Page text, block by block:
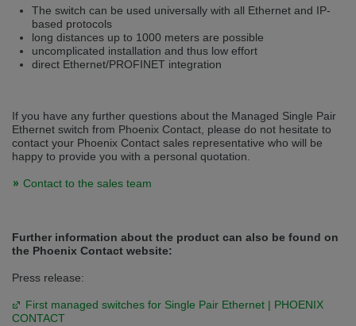
Wir haben erkannt, dass ihr Browser eine andere Sprache als die derzeit
angezeigte bevorzugt. Diese Webseite ist auch auf Deutsch verfügbar.
Möchten Sie zur Deutschen Version wechseln?
Zur deutschen Version wechseln Auf dieser Version bleiben
stránka je k dispozici také v angličtině. Přejete si přepnout na anglickou
verzi?
Přepněte na anglickou verzi Zůstaňte v této verzi
We have detected, that your browser prefers another language than the
Switch to English version Stay on this version
The switch can be used universally with all Ethernet and IP-
based protocols
long distances up to 1000 meters are possible
uncomplicated installation and thus low effort
direct Ethernet/PROFINET integration
If you have any further questions about the Managed Single Pair
Ethernet switch from Phoenix Contact, please do not hesitate to
contact your Phoenix Contact sales representative who will be
happy to provide you with a personal quotation.
Contact to the sales team
Further information about the product can also be found on
the Phoenix Contact website:
Press release:
First managed switches for Single Pair Ethernet | PHOENIX
CONTACT